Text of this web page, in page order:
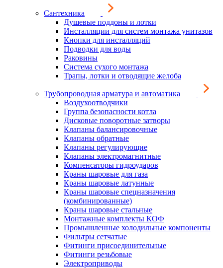
Сантехника
Душевые поддоны и лотки
Инсталляции для систем монтажа унитазов
Кнопки для инсталляций
Подводки для воды
Раковины
Система сухого монтажа
Трапы, лотки и отводящие желоба
Трубопроводная арматура и автоматика
Воздухоотводчики
Группа безопасности котла
Дисковые поворотные затворы
Клапаны балансировочные
Клапаны обратные
Клапаны регулирующие
Клапаны электромагнитные
Компенсаторы гидроударов
Краны шаровые для газа
Краны шаровые латунные
Краны шаровые спецназначения
(комбинированные)
Краны шаровые стальные
Монтажные комплекты КОФ
Промышленные холодильные компоненты
Фильтры сетчатые
Фитинги присоединительные
Фитинги резьбовые
Электроприводы